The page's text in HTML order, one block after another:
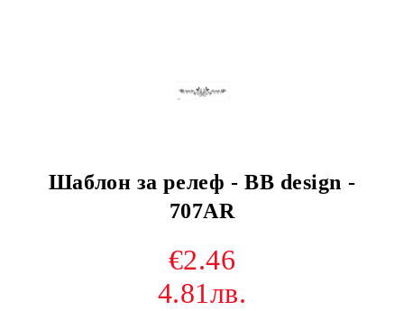
Шаблон за релеф - BB design -
707AR
€2.46
4.81лв.